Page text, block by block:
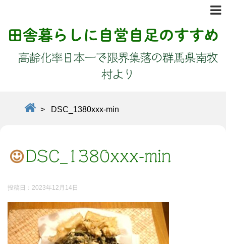
田舎暮らしに自営自足のすすめ
高齢化率日本一で限界集落の群馬県南牧
村より
> DSC_1380xxx-min
DSC_1380xxx-min
投稿日： 2023年12月14日